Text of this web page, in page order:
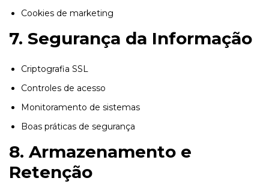
Cookies de marketing
7. Segurança da Informação
Criptografia SSL
Controles de acesso
Monitoramento de sistemas
Boas práticas de segurança
8. Armazenamento e
Retenção